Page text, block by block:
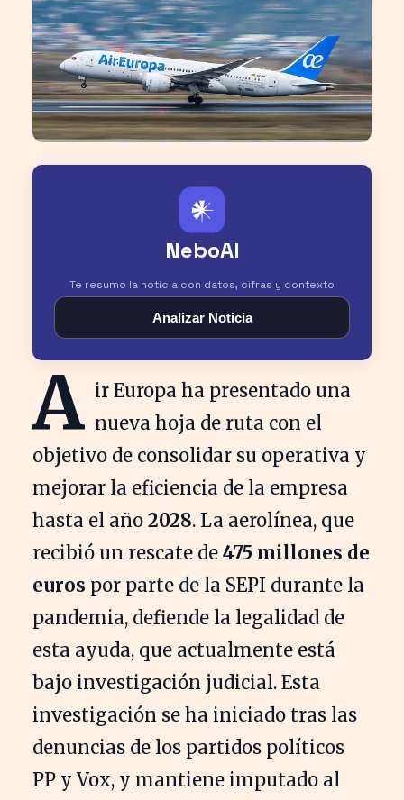
𒀭
NeboAI
Te resumo la noticia con datos, cifras y contexto
Analizar Noticia
A ir Europa ha presentado una
nueva hoja de ruta con el
objetivo de consolidar su operativa y
mejorar la eficiencia de la empresa
hasta el año 2028. La aerolínea, que
recibió un rescate de 475 millones de
euros por parte de la SEPI durante la
pandemia, defiende la legalidad de
esta ayuda, que actualmente está
bajo investigación judicial. Esta
investigación se ha iniciado tras las
denuncias de los partidos políticos
PP y Vox, y mantiene imputado al